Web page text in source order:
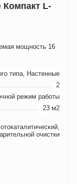
Компакт L-
мощность 16
типа, Настенные
2
режим работы
23 м2
очистки